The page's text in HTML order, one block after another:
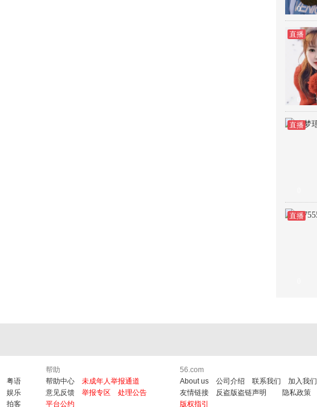
0
直播
0
直播
直播
粤语
娱乐
拍客
帮助
帮助中心
未成年人举报通道
意见反馈
举报专区
处理公告
平台公约
56.com
About us
公司介绍 联系我们
加入我们
友情链接
反盗版盗链声明
隐私政策
版权指引